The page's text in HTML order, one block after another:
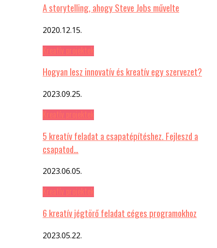
A storytelling, ahogy Steve Jobs művelte
2020.12.15.
Hogyan lesz innovatív és kreatív egy szervezet?
2023.09.25.
5 kreatív feladat a csapatépítéshez. Fejleszd a
csapatod…
2023.06.05.
6 kreatív jégtörő feladat céges programokhoz
2023.05.22.